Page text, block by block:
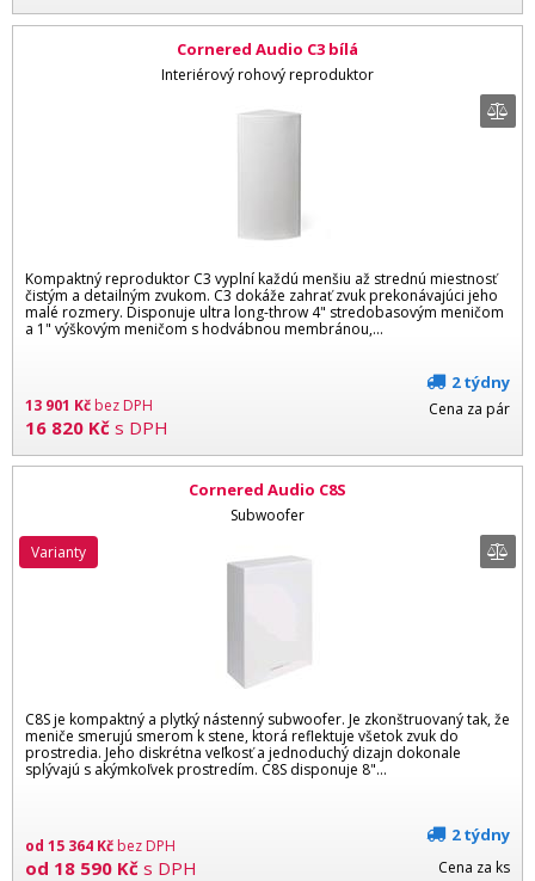
Cornered Audio C3 bílá
Interiérový rohový reproduktor
Kompaktný reproduktor C3 vyplní každú menšiu až strednú miestnosť
čistým a detailným zvukom. C3 dokáže zahrať zvuk prekonávajúci jeho
malé rozmery. Disponuje ultra long-throw 4" stredobasovým meničom
a 1" výškovým meničom s hodvábnou membránou,...
13 901 Kčbez DPH
16 820 Kč s DPH
2 týdny
Cena za pár
Cornered Audio C8S
Subwoofer
C8S je kompaktný a plytký nástenný subwoofer. Je zkonštruovaný tak, že
meniče smerujú smerom k stene, ktorá reflektuje všetok zvuk do
prostredia. Jeho diskrétna veľkosť a jednoduchý dizajn dokonale
splývajú s akýmkoľvek prostredím. C8S disponuje 8"...
od 15 364 Kčbez DPH
od 18 590 Kč s DPH
varianty
2 týdny
Cena za ks